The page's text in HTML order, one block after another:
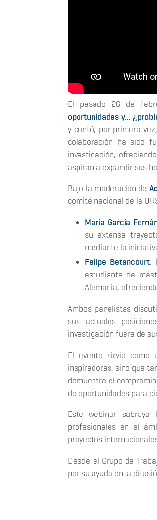
El pasado 26 de
oportunidades y...
y contó, por primera
colaboración ha sido
investigación,
aspiran a expandir sus
Bajo la moderación de
comité nacional de la
María García
su extensa
mediante la
Felipe Betancourt,
estudiante de
Alemania,
Ambos panelistas
sus actuales
investigación fuera de
El evento sirvió como
inspiradoras, sino que
demuestra el
de oportunidades para
Este webinar
profesionales en el
proyectos
Desde el Grupo de
por su ayuda en la